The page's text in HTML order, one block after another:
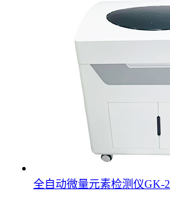
全自动微量元素检测仪GK-2